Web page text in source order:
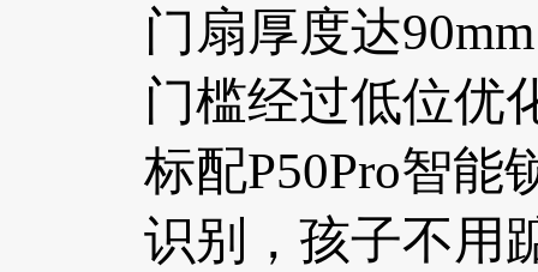
门扇厚度达
门槛经过低位优
标配P50Pro智能
识别，孩子不用